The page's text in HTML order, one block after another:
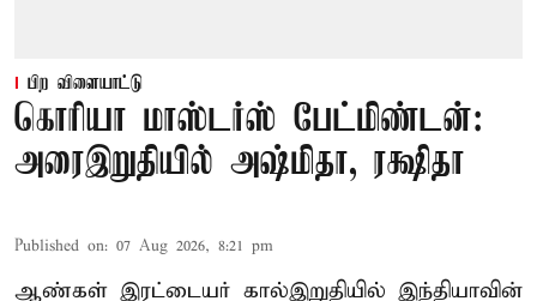
பிற விளையாட்டு
கொரியா மாஸ்டர்ஸ் பேட்மிண்டன்:
அரைஇறுதியில் அஷ்மிதா, ரக்ஷிதா
Published on: 07 Aug 2026, 8:21 pm
ஆண்கள் இரட்டையர் கால்இறுதியில் இந்தியாவின்